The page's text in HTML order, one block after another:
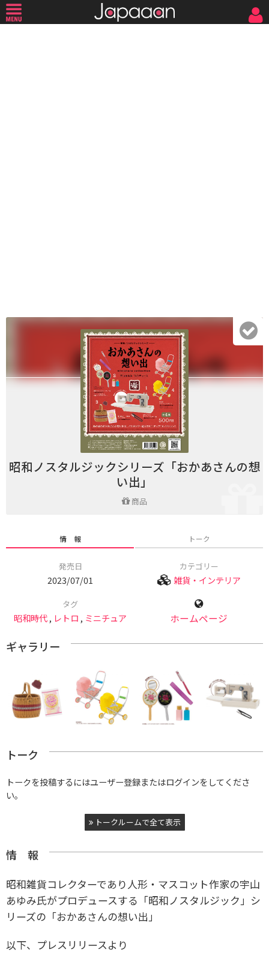
昭和ノスタルジックシリーズ「おかあさんの想
い出」
商品
情 報 トーク
発売日
2023/07/01
カテゴリー
雑貨・インテリア
タグ
昭和時代, レトロ , ミニチュア ホームページ
ギャラリー
トーク
トークを投稿するにはユーザー登録またはログインをしてくださ
い。
トークルームで全て表示
情 報
昭和雑貨コレクターであり人形・マスコット作家の宇山
あゆみ氏がプロデュースする「昭和ノスタルジック」シ
リーズの「おかあさんの想い出」
以下、プレスリリースより